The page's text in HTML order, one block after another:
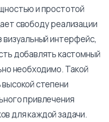
и простотой
свободу реализации
визуальный интерфейс,
добавлять кастомный
необходимо. Такой
степени
привлечения
для каждой задачи.